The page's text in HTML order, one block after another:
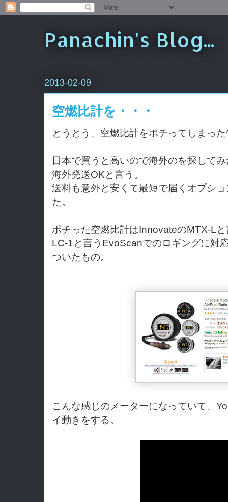
Panachin's Blog...
2013-02-09
空燃比計を・・・
とうとう、空燃比計をポチってしまった
日本で買うと高いので海外のを探して
海外発送OKと言う。
送料も意外と安くて最短で届くオプシ
た。
ポチった空燃比計はInnovateのMTX-L
LC-1と言うEvoScanでのロギングに対
ついたもの。
こんな感じのメーターになっていて、
イ動きをする。